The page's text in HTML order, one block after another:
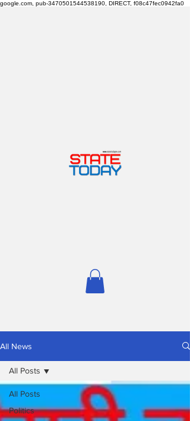
google.com, pub-3470501544538190, DIRECT, f08c47fec0942fa0
All News
All Posts
Politics
All Posts